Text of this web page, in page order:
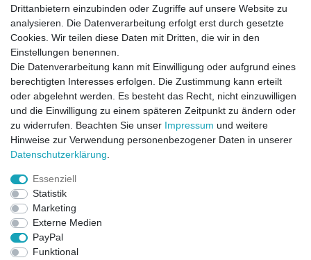
Direktkontakt per Telefon unter 04331 / 4928-910
Drittanbietern einzubinden oder Zugriffe auf unsere Website zu
analysieren. Die Datenverarbeitung erfolgt erst durch gesetzte
Cookies. Wir teilen diese Daten mit Dritten, die wir in den
Einstellungen benennen.
Die Datenverarbeitung kann mit Einwilligung oder aufgrund eines
berechtigten Interesses erfolgen. Die Zustimmung kann erteilt
oder abgelehnt werden. Es besteht das Recht, nicht einzuwilligen
und die Einwilligung zu einem späteren Zeitpunkt zu ändern oder
zu widerrufen. Beachten Sie unser Impressum und weitere
Hinweise zur Verwendung personenbezogener Daten in unserer
Daten­schutz­erklärung
Essenziell
Statistik
Marketing
Externe Medien
PayPal
Funktional